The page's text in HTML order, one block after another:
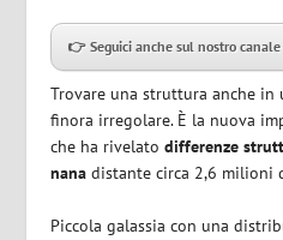
👉 Seguici anche sul nostro
Trovare una struttura anche in
finora irregolare. È la nuova
che ha rivelatodifferenze
nana distante circa 2,6 milioni
Piccola galassia con una